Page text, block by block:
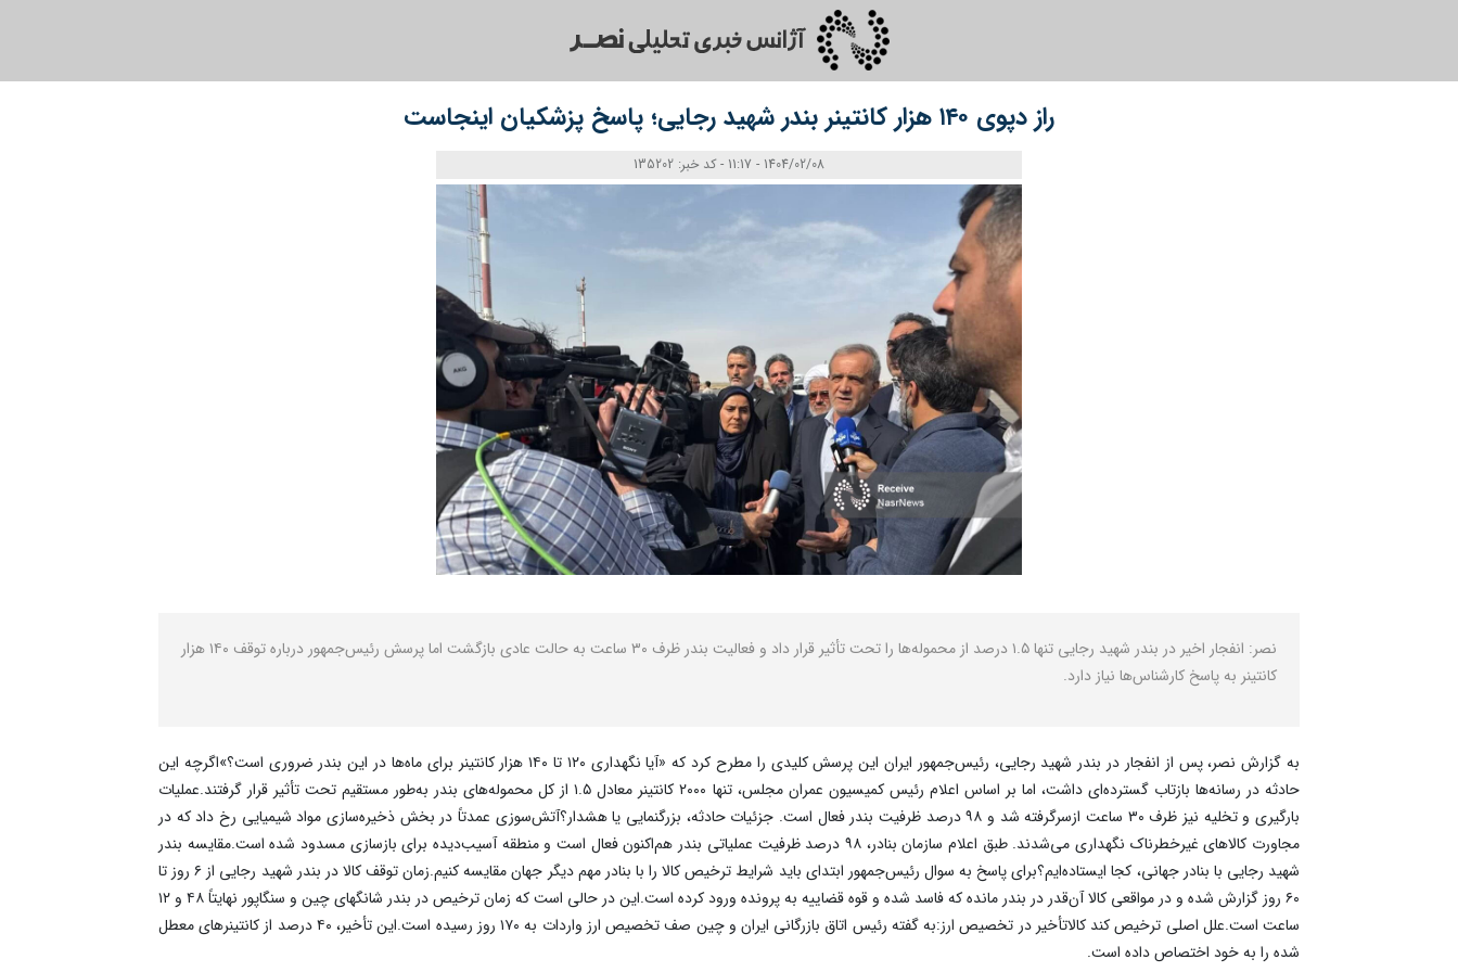
راز دپوی ۱۴۰ هزار کانتینر بندر شهید رجایی؛ پاسخ پزشکیان اینجاست
1404/02/08 - 11:17 - کد خبر: 135202
نصر: انفجار اخیر در بندر شهید رجایی تنها ۱.۵ درصد از محموله‌ها را تحت تأثیر قرار داد و فعالیت بندر ظرف ۳۰ ساعت به حالت عادی بازگشت اما پرسش رئیس‌جمهور درباره توقف ۱۴۰ هزار
کانتینر به پاسخ کارشناس‌ها نیاز دارد.
به گزارش نصر، پس از انفجار در بندر شهید رجایی، رئیس‌جمهور ایران این پرسش کلیدی را مطرح کرد که «آیا نگهداری ۱۲۰ تا ۱۴۰ هزار کانتینر برای ماه‌ها در این بندر ضروری است؟»اگرچه این
حادثه در رسانه‌ها بازتاب گسترده‌ای داشت، اما بر اساس اعلام رئیس کمیسیون عمران مجلس، تنها ۲۰۰۰ کانتینر معادل ۱.۵ از کل محموله‌های بندر به‌طور مستقیم تحت تأثیر قرار گرفتند.عملیات
بارگیری و تخلیه نیز ظرف ۳۰ ساعت ازسرگرفته شد و ۹۸ درصد ظرفیت بندر فعال است. جزئیات حادثه، بزرگنمایی یا هشدار؟آتش‌سوزی عمدتاً در بخش ذخیره‌سازی مواد شیمیایی رخ داد که در
مجاورت کالاهای غیرخطرناک نگهداری می‌شدند. طبق اعلام سازمان بنادر، ۹۸ درصد ظرفیت عملیاتی بندر هم‌اکنون فعال است و منطقه آسیب‌دیده برای بازسازی مسدود شده است.مقایسه بندر
شهید رجایی با بنادر جهانی، کجا ایستاده‌ایم؟برای پاسخ به سوال رئیس‌جمهور ابتدای باید شرایط ترخیص کالا را با بنادر مهم دیگر جهان مقایسه کنیم.زمان توقف کالا در بندر شهید رجایی از ۶ روز تا
۶۰ روز گزارش شده‌ و در مواقعی کالا آن‌قدر در بندر مانده که فاسد شده و قوه قضاییه به پرونده ورود کرده است.این در حالی است که زمان ترخیص در بندر شانگهای چین و سنگاپور نهایتاً ۴۸ و ۱۲
ساعت است.علل اصلی ترخیص کند کالاتأخیر در تخصیص ارز:به گفته رئیس اتاق بازرگانی ایران و چین صف تخصیص ارز واردات به ۱۷۰ روز رسیده است.این تأخیر، ۴۰ درصد از کانتینرهای معطل
شده را به خود اختصاص داده است.